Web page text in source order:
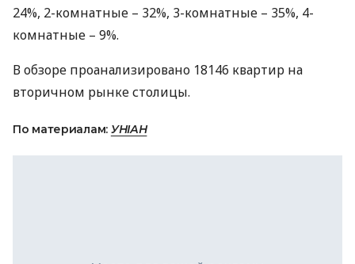
24%, 2-комнатные – 32%, 3-комнатные – 35%, 4-
комнатные – 9%.
В обзоре проанализировано 18146 квартир на
вторичном рынке столицы.
По материалам: УНІАН